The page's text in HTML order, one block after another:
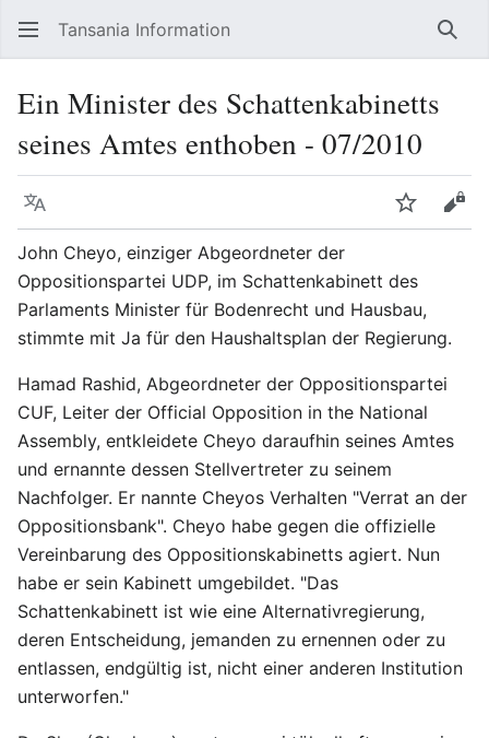
Tansania Information
Ein Minister des Schattenkabinetts
seines Amtes enthoben - 07/2010
Sprache
John Cheyo, einziger Abgeordneter der
Oppositionspartei UDP, im Schattenkabinett des
Parlaments Minister für Bodenrecht und Hausbau,
stimmte mit Ja für den Haushaltsplan der Regierung.
Hamad Rashid, Abgeordneter der Oppositionspartei
CUF, Leiter der Official Opposition in the National
Assembly, entkleidete Cheyo daraufhin seines Amtes
und ernannte dessen Stellvertreter zu seinem
Nachfolger. Er nannte Cheyos Verhalten "Verrat an der
Oppositionsbank". Cheyo habe gegen die offizielle
Vereinbarung des Oppositionskabinetts agiert. Nun
habe er sein Kabinett umgebildet. "Das
Schattenkabinett ist wie eine Alternativregierung,
deren Entscheidung, jemanden zu ernennen oder zu
entlassen, endgültig ist, nicht einer anderen Institution
unterworfen."